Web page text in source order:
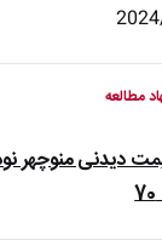
مطالعه
دیدنی منوچهر